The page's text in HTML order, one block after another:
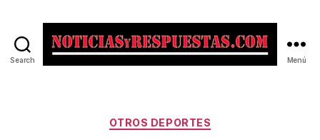
Search Menú
Categorías
OTROS DEPORTES